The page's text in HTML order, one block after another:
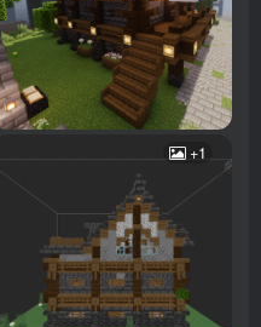
+1